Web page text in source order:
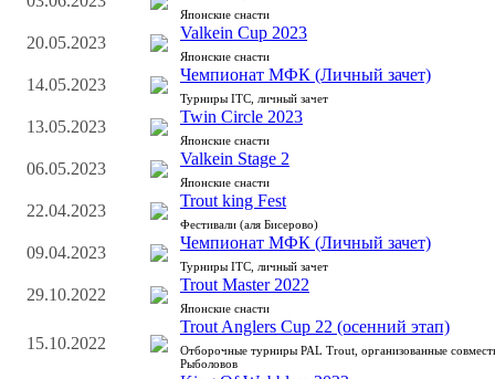
Японские снасти
20.05.2023
Valkein Cup 2023
Японские снасти
14.05.2023
Чемпионат МФК (Личный зачет)
Турниры ITC, личный зачет
13.05.2023
Twin Circle 2023
Японские снасти
06.05.2023
Valkein Stage 2
Японские снасти
22.04.2023
Trout king Fest
Фестивали (аля Бисерово)
09.04.2023
Чемпионат МФК (Личный зачет)
Турниры ITC, личный зачет
29.10.2022
Trout Master 2022
Японские снасти
15.10.2022
Trout Anglers Cup 22 (осенний этап)
Отборочные турниры PAL Trout, организованные
Рыболовов